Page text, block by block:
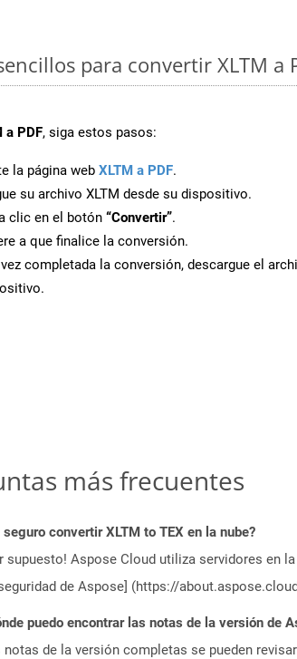
para convertir XLTM a
a PDF, siga estos pasos:
la página web XLTM a PDF.
su archivo XLTM desde su dispositivo.
clic en el botón “Convertir”.
a que finalice la conversión.
completada la conversión, descargue el
más frecuentes
seguro convertir XLTM to TEX en la nube?
supuesto! Aspose Cloud utiliza servidores en
de Aspose] (https://
puedo encontrar las notas de la versión de
notas de la versión completas se pueden